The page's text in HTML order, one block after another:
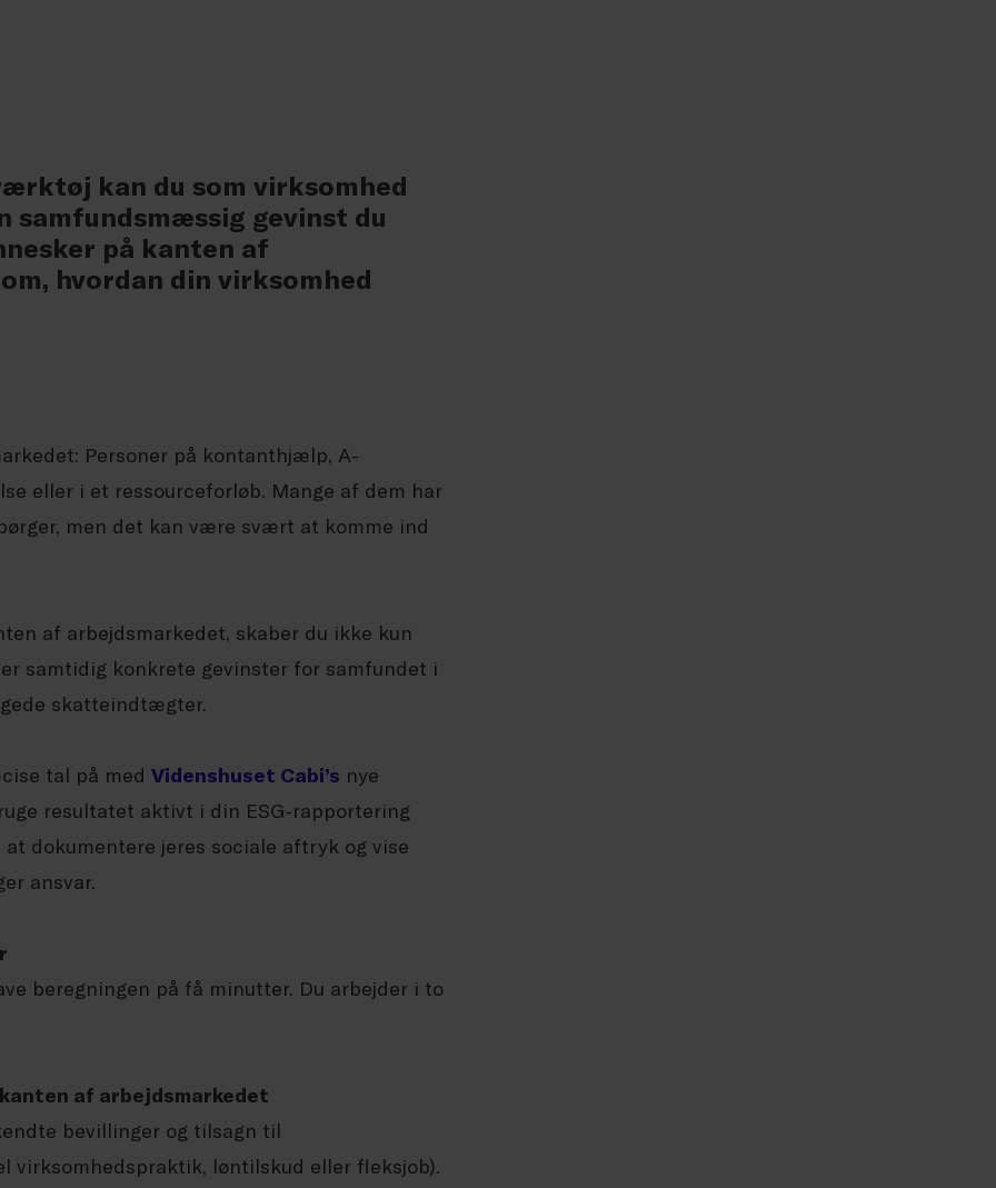
kan du som virksomhed
samfundsmæssig gevinst du
på kanten af
hvordan din virksomhed
Personer på kontanthjælp, A-
eller i et ressourceforløb. Mange af dem har
men det kan være svært at komme ind
af arbejdsmarkedet, skaber du ikke kun
samtidig konkrete gevinster for samfundet i
skatteindtægter.
tal på med Videnshuset Cabi’s nye
resultatet aktivt i din ESG-rapportering
dokumentere jeres sociale aftryk og vise
ansvar.
beregningen på få minutter. Du arbejder i to
af arbejdsmarkedet
bevillinger og tilsagn til
virksomhedspraktik, løntilskud eller fleksjob).